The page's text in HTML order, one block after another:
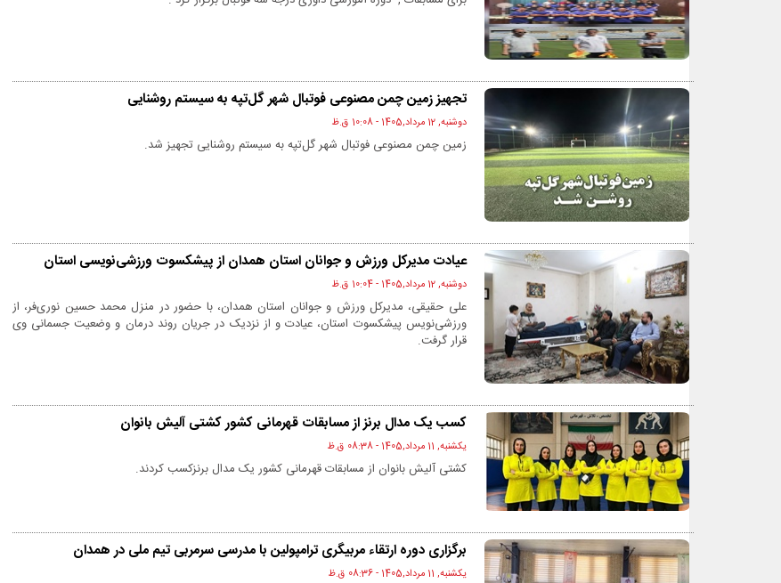
تجهیز زمین چمن مصنوعی فوتبال شهر گل‌تپه به سیستم روشنایی
دوشنبه, 12 مرداد,1405 - 10:08 ق.ظ
زمین چمن مصنوعی فوتبال شهر گل‌تپه به سیستم روشنایی تجهیز شد.
عیادت مدیرکل ورزش و جوانان استان همدان از پیشکسوت ورزشی‌نویسی استان
دوشنبه, 12 مرداد,1405 - 10:04 ق.ظ
علی حقیقی، مدیرکل ورزش و جوانان استان همدان، با حضور در منزل محمد حسین نوری‌فر، از
ورزشی‌نویس پیشکسوت استان، عیادت و از نزدیک در جریان روند درمان و وضعیت جسمانی وی
قرار گرفت.
کسب یک مدال برنز از مسابقات قهرمانی کشور کشتی آلیش بانوان
یکشنبه, 11 مرداد,1405 - 08:38 ق.ظ
کشتی آلیش بانوان از مسابقات قهرمانی کشور یک مدال برنزکسب کردند.
برگزاری دوره ارتقاء مربیگری ترامپولین با مدرسی سرمربی تیم ملی در همدان
یکشنبه, 11 مرداد,1405 - 08:36 ق.ظ